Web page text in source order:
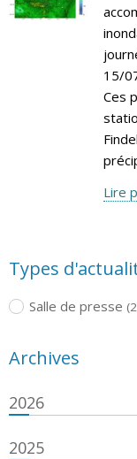
15/
Ces
Lire
Types
Salle de presse
Archives
2026
2025